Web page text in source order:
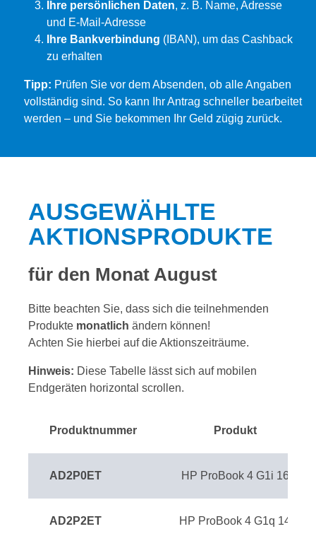
Ihre persönlichen Daten, z. B. Name, Adresse
und E-Mail-Adresse
Ihre Bankverbindung (IBAN), um das Cashback
zu erhalten
Tipp: Prüfen Sie vor dem Absenden, ob alle Angaben
vollständig sind. So kann Ihr Antrag schneller bearbeitet
werden – und Sie bekommen Ihr Geld zügig zurück.
AUSGEWÄHLTE
AKTIONSPRODUKTE
für den Monat August
Bitte beachten Sie, dass sich die teilnehmenden
Produkte monatlich ändern können!
Achten Sie hierbei auf die Aktionszeiträume.
Hinweis: Diese Tabelle lässt sich auf mobilen
Endgeräten horizontal scrollen.
Produktnummer Produkt
AD2P0ET HP ProBook 4 G1i 16
AD2P2ET HP ProBook 4 G1q 14